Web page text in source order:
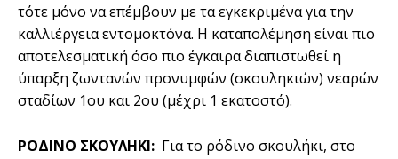
τότε μόνο να επέμβουν με τα εγκεκριμένα για την
καλλιέργεια εντομοκτόνα. Η καταπολέμηση είναι πιο
αποτελεσματική όσο πιο έγκαιρα διαπιστωθεί η
ύπαρξη ζωντανών προνυμφών (σκουληκιών) νεαρών
σταδίων 1ου και 2ου (μέχρι 1 εκατοστό).
ΡΟΔΙΝΟ ΣΚΟΥΛΗΚΙ: Για το ρόδινο σκουλήκι, στο